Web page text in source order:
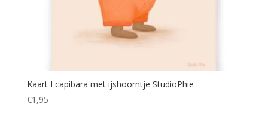
Kaart I capibara met ijshoorntje StudioPhie
€1,95